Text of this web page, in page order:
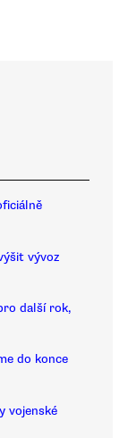
vývoz
další rok,
do konce
vojenské